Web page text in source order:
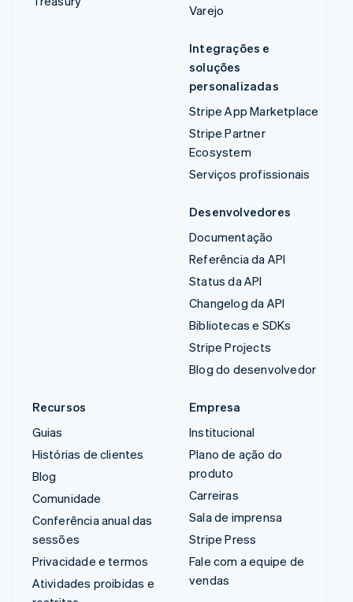
Varejo
Integrações e
soluções
personalizadas
Stripe App Marketplace
Stripe Partner
Ecosystem
Serviços profissionais
Desenvolvedores
Documentação
Referência da API
Status da API
Changelog da API
Bibliotecas e SDKs
Stripe Projects
Blog do desenvolvedor
Recursos
Guias
Histórias de clientes
Blog
Comunidade
Conferência anual das
sessões
Privacidade e termos
Atividades proibidas e
Empresa
Institucional
Plano de ação do
produto
Carreiras
Sala de imprensa
Stripe Press
Fale com a equipe de
vendas